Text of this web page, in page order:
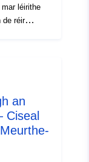
léirithe
de réir
seo nach
grafacha,
féidir
fearr. Arna
an 24
an